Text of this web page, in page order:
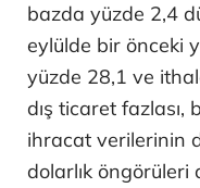
bazda yüzde 2,4
eylülde bir önceki
yüzde 28,1 ve
dış ticaret fazlası,
ihracat verilerinin
dolarlık